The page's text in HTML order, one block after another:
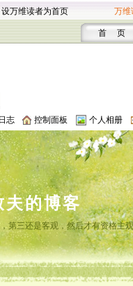
设万维读者为首页 万维
首 页
志 控制面板 个人相册
夫的博客
第三还是客观，然后才有资格主